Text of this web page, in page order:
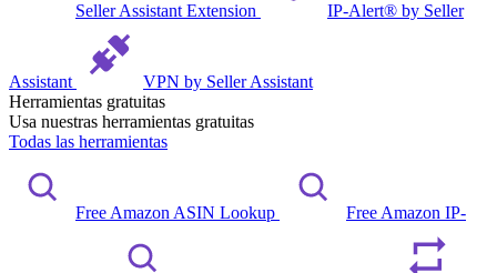
Seller Assistant Extension IP-Alert® by Seller
Assistant
VPN by Seller Assistant
Herramientas gratuitas
Usa nuestras herramientas gratuitas
Todas las herramientas
Free Amazon ASIN Lookup Free Amazon IP-